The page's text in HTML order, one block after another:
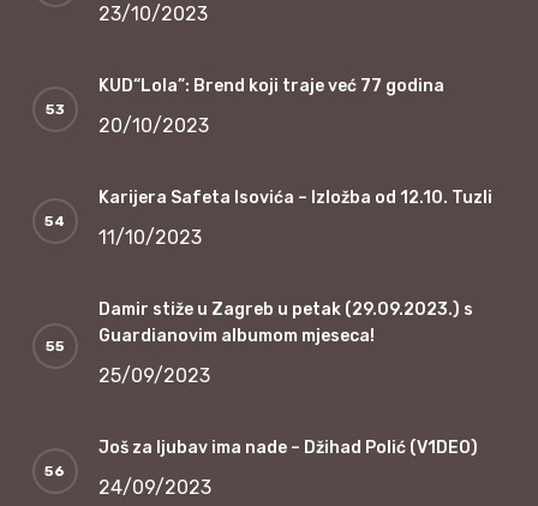
23/10/2023
KUD“Lola”: Brend koji traje već 77 godina
20/10/2023
Karijera Safeta Isovića – Izložba od 12.10. Tuzli
11/10/2023
Damir stiže u Zagreb u petak (29.09.2023.) s
Guardianovim albumom mjeseca!
25/09/2023
Još za ljubav ima nade – Džihad Polić (V1DEO)
24/09/2023